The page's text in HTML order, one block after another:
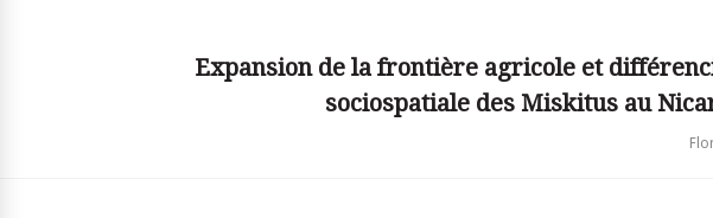
Expansion de la frontière agricole et
sociospatiale des Miskitus au